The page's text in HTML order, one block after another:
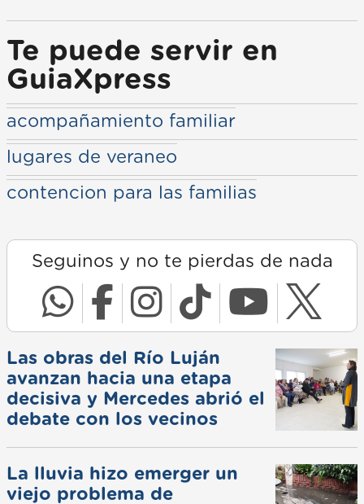
Te puede servir en
GuiaXpress
acompañamiento familiar
lugares de veraneo
contencion para las familias
Seguinos y no te pierdas de nada
Las obras del Río Luján
avanzan hacia una etapa
decisiva y Mercedes abrió el
debate con los vecinos
La lluvia hizo emerger un
viejo problema de